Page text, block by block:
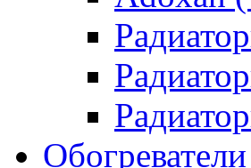
Обогреватели